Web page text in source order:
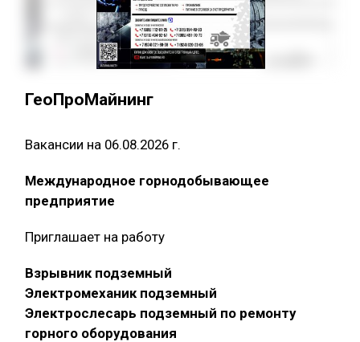
ГеоПроМайнинг
Вакансии на 06.08.2026 г.
Международное горнодобывающее
предприятие
Приглашает на работу
Взрывник подземный
Электромеханик подземный
Электрослесарь подземный по ремонту
горного оборудования